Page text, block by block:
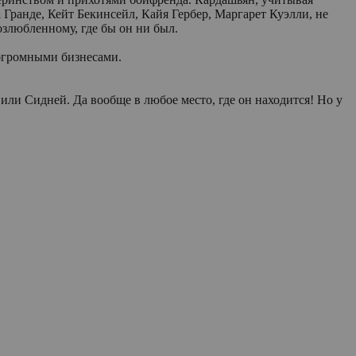
Кейт Бекинсейл, Кайя Гербер, Маргарет Куэлли, не
где бы он ни был.
бизнесами.
Сидней. Да вообще в любое место, где он находится! Но у